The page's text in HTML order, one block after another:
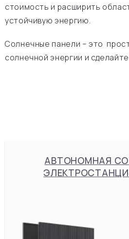
стоимость и расширить
устойчивую энергию.
Солнечные панели – это
солнечной энергии и
АВТОНОМНАЯ